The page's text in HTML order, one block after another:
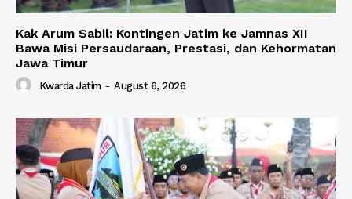
Kak Arum Sabil: Kontingen Jatim ke Jamnas XII
Bawa Misi Persaudaraan, Prestasi, dan Kehormatan
Jawa Timur
Kwarda Jatim - August 6, 2026